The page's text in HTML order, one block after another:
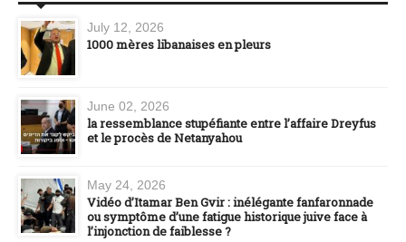
July 12, 2026
1000 mères libanaises en pleurs
June 02, 2026
la ressemblance stupéfiante entre l’affaire Dreyfus
et le procès de Netanyahou
May 24, 2026
Vidéo d’Itamar Ben Gvir : inélégante fanfaronnade
ou symptôme d’une fatigue historique juive face à
l’injonction de faiblesse ?